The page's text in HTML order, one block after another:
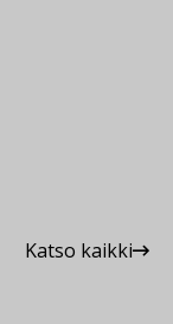
Katso kaikki